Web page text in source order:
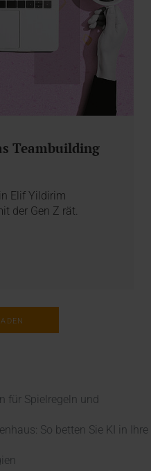
Teambuilding
Elif Yildirim
der Gen Z rät.
für Spielregeln und
So betten Sie KI in Ihre